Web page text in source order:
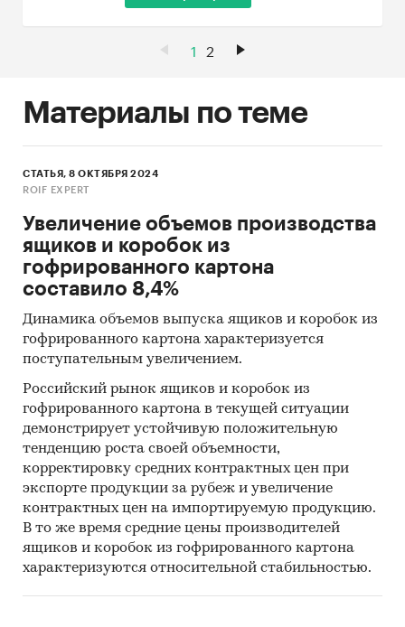
1 2
Материалы по теме
СТАТЬЯ, 8 ОКТЯБРЯ 2024
ROIF EXPERT
Увеличение объемов производства
ящиков и коробок из
гофрированного картона
составило 8,4%
Динамика объемов выпуска ящиков и коробок из
гофрированного картона характеризуется
поступательным увеличением.
Российский рынок ящиков и коробок из
гофрированного картона в текущей ситуации
демонстрирует устойчивую положительную
тенденцию роста своей объемности,
корректировку средних контрактных цен при
экспорте продукции за рубеж и увеличение
контрактных цен на импортируемую продукцию.
В то же время средние цены производителей
ящиков и коробок из гофрированного картона
характеризуются относительной стабильностью.